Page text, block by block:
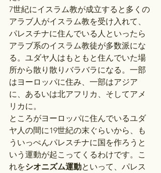
7世紀にイスラム教が成立すると多くの
アラブ人がイスラム教を受け入れて、
パレスチナに住んでいる人といったら
アラブ系のイスラム教徒が多数派にな
る。ユダヤ人はもともと住んでいた場
所から散り散りバラバラになる。一部
はヨーロッパに住み、一部はアジア
に、あるいは北アフリカ、そしてアメ
リカに。
ところがヨーロッパに住んでいるユダ
ヤ人の間に19世紀の末ぐらいから、も
ういっぺんパレスチナに国を作ろうと
いう運動が起こってくるわけです。こ
れをシオニズム運動といって、パレス